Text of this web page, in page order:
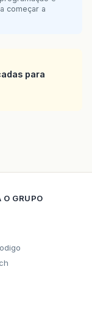
começar a
para
O GRUPO